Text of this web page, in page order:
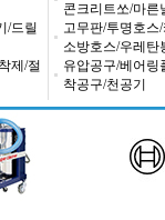
/드릴
제/절
콘크리트쏘/마른
고무판/투명호스
소방호스/우레탄
유압공구/베어링
착공구/천공기